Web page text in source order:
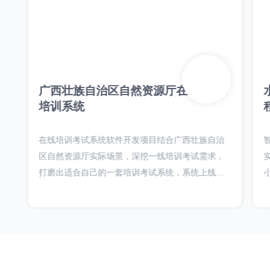
广西壮族自治区自然资源厅在线考试
培训系统
在线培训考试系统软件开发项目结合广西壮族自治
区自然资源厅实际场景，深挖一线培训考试需求，
打磨出适合自己的一套培训考试系统，系统上线最